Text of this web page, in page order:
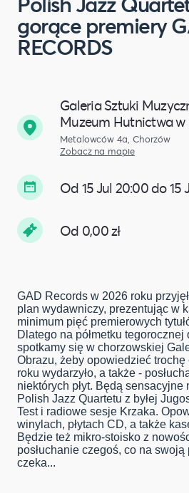
gorące premiery
RECORDS
Galeria Sztuki
Muzeum Hutnictwa
Metalowców 4a, Chorzów
Zobacz na mapie
Od 15 Jul 20:00 do 15
Od 0,00 zł
GAD Records w 2026 roku
plan wydawniczy, prezentując w
minimum pięć premierowych
Dlatego na półmetku tegorocznej
spotkamy się w chorzowskiej
Obrazu, żeby opowiedzieć trochę
roku wydarzyło, a także -
niektórych płyt. Będą
Polish Jazz Quartetu z byłej
Test i radiowe sesje Krzaka.
winylach, płytach CD, a także
Będzie też mikro-stoisko z
posłuchanie czegoś, co na
czeka...